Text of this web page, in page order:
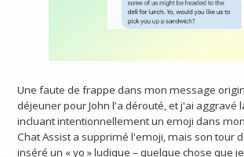
Une faute de frappe dans mon message
déjeuner pour John l'a dérouté, et j'ai aggravé
incluant intentionnellement un emoji dans
Chat Assist a supprimé l'emoji, mais son tour
inséré un « yo » ludique – quelque chose que